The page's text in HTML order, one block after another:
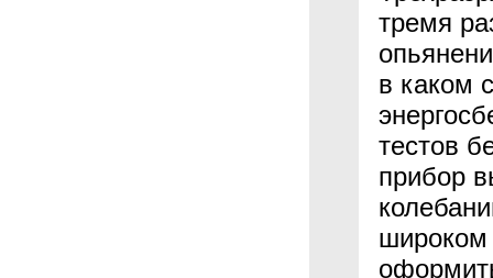
тремя
в каком
тестов
прибор
широком